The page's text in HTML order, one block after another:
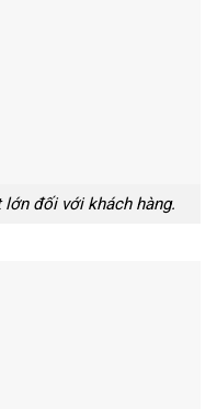
đối với khách hàng.